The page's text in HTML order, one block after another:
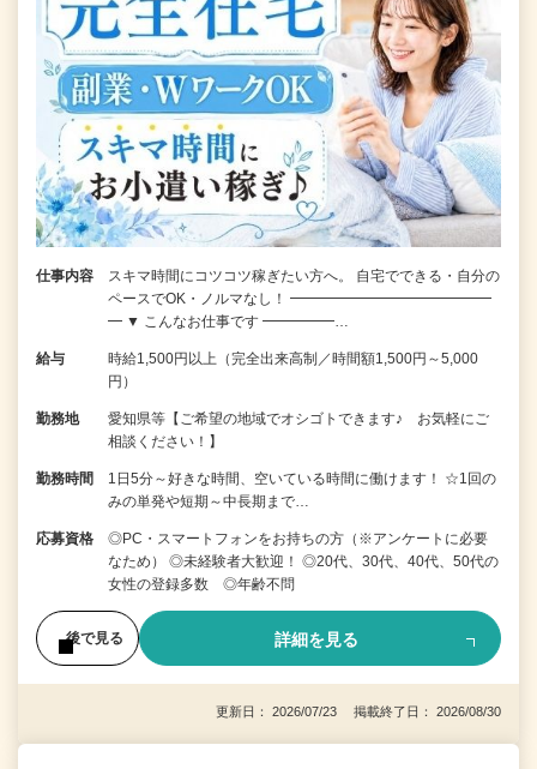
仕事内容
スキマ時間にコツコツ稼ぎたい方へ。 自宅でできる・自分の
ペースでOK・ノルマなし！ ━━━━━━━━━━━━━━
━ ▼ こんなお仕事です ━━━━━…
給与
時給1,500円以上（完全出来高制／時間額1,500円～5,000
円）
勤務地
愛知県等【ご希望の地域でオシゴトできます♪ お気軽にご
相談ください！】
勤務時間
1日5分～好きな時間、空いている時間に働けます！ ☆1回の
みの単発や短期～中長期まで…
応募資格
◎PC・スマートフォンをお持ちの方（※アンケートに必要
なため） ◎未経験者大歓迎！ ◎20代、30代、40代、50代の
女性の登録多数 ◎年齢不問
後で見る 詳細を見る
更新日： 2026/07/23 掲載終了日： 2026/08/30